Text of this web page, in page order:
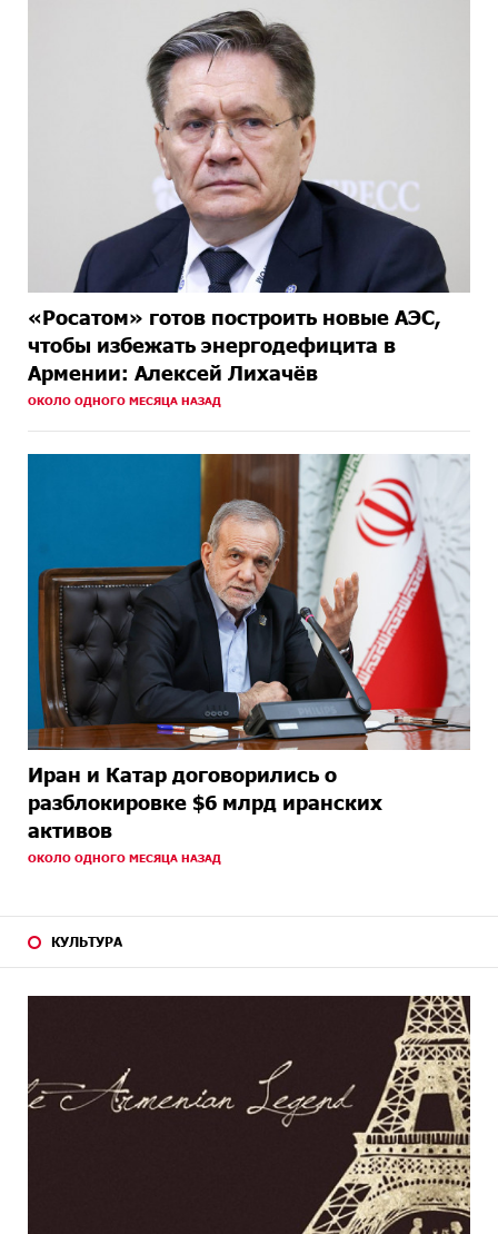
«Росатом» готов построить новые АЭС,
чтобы избежать энергодефицита в
Армении: Алексей Лихачёв
ОКОЛО ОДНОГО МЕСЯЦА НАЗАД
Иран и Катар договорились о
разблокировке $6 млрд иранских
активов
ОКОЛО ОДНОГО МЕСЯЦА НАЗАД
КУЛЬТУРА